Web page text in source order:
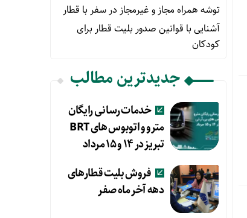
توشه همراه مجاز و غیرمجاز در سفر با قطار
آشنایی با قوانین صدور بلیت قطار برای
کودکان
جدیدترین مطالب
خدمات رسانی رایگان
مترو و اتوبوس های BRT
تبریز در ۱۴ و ۱۵ مرداد
فروش بلیت قطارهای
دهه آخر ماه صفر